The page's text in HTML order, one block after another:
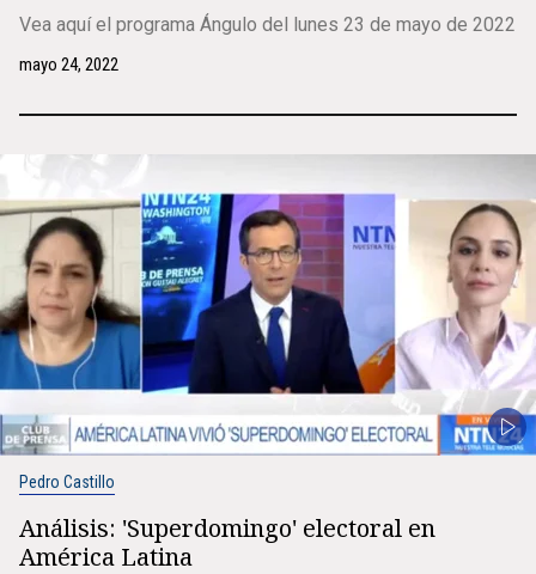
Vea aquí el programa Ángulo del lunes 23 de mayo de 2022
mayo 24, 2022
Pedro Castillo
Análisis: 'Superdomingo' electoral en
América Latina